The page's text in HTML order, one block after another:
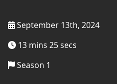
September 13th, 2024
13 mins 25 secs
Season 1